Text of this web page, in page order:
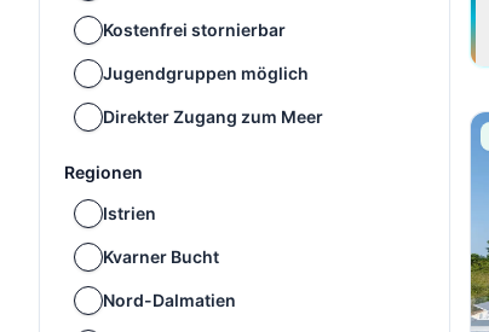
Kostenfrei stornierbar
Jugendgruppen möglich
Direkter Zugang zum Meer
Regionen
Istrien
Kvarner Bucht
Nord-Dalmatien